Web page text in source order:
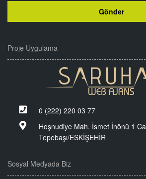
Proje Uygulama
0 (222) 220 03 77
Hoşnudiye Mah. İsmet İnönü 1
Tepebaşı/ESKİŞEHİR
Sosyal Medyada Biz